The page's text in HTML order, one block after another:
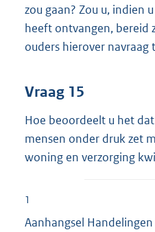
zou gaan? Zou u, indien
heeft ontvangen, bereid
ouders hierover navraag
Vraag 15
Hoe beoordeelt u het
mensen onder druk zet
woning en verzorging
1
Aanhangsel